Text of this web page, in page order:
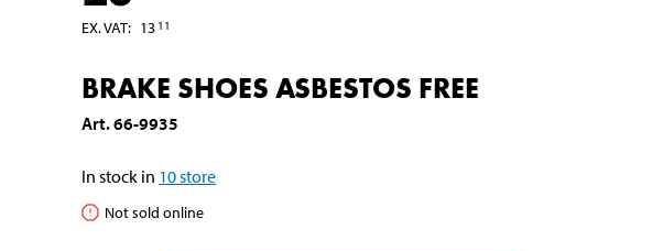
EX. VAT: 13 11
BRAKE SHOES ASBESTOS FREE
Art.66-9935
In stock in 10store
Not sold online